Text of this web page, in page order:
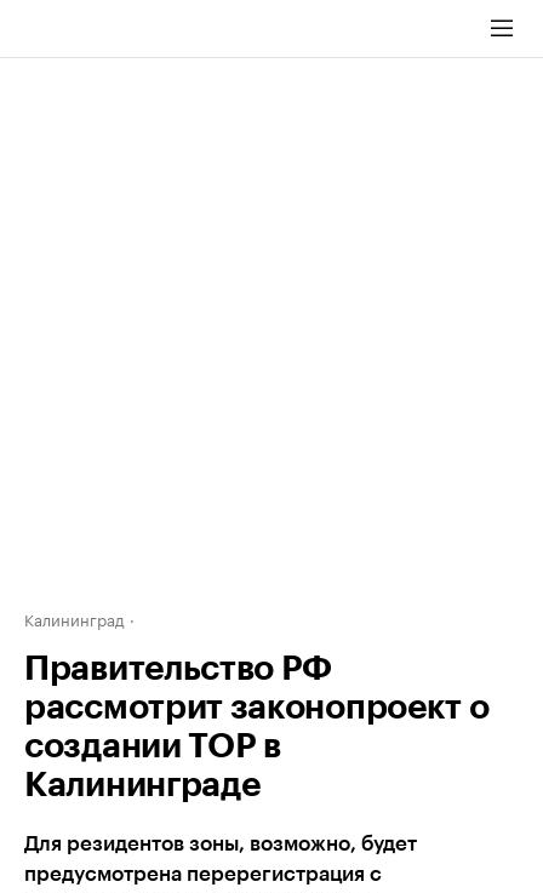
Калининград
Правительство РФ
рассмотрит законопроект о
создании ТОР в
Калининграде
Для резидентов зоны, возможно, будет
предусмотрена перерегистрация с